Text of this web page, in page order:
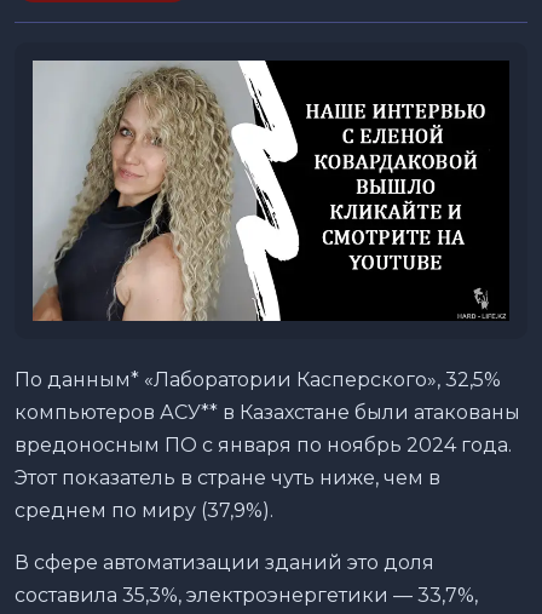
По данным* «Лаборатории Касперского», 32,5%
компьютеров АСУ** в Казахстане были атакованы
вредоносным ПО с января по ноябрь 2024 года.
Этот показатель в стране чуть ниже, чем в
среднем по миру (37,9%).
В сфере автоматизации зданий это доля
составила 35,3%, электроэнергетики — 33,7%,